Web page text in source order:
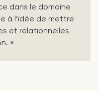
dans le domaine
à l’idée de mettre
et relationnelles
»